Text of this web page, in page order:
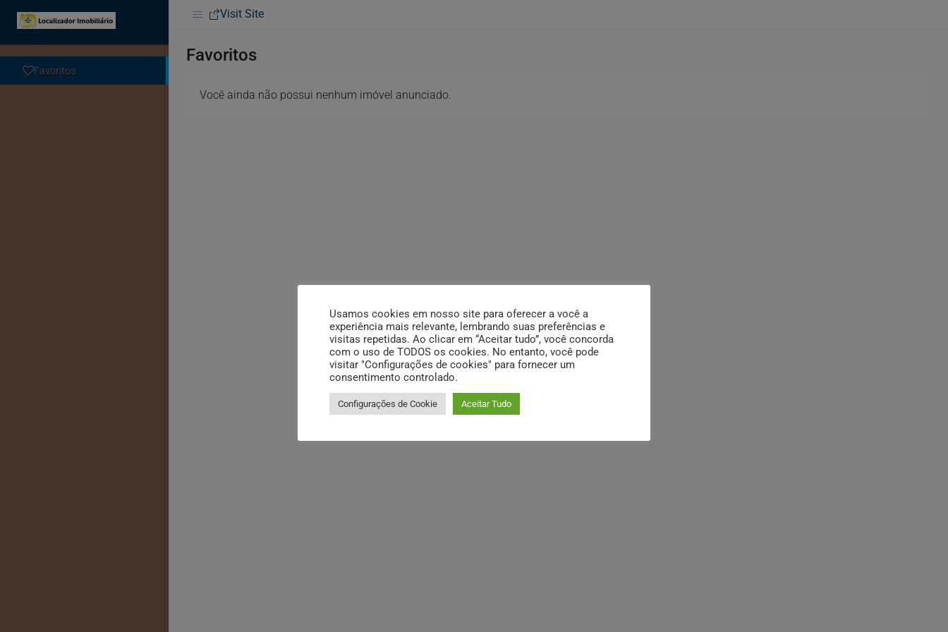
Favoritos
Visit Site
Favoritos
Você ainda não possui nenhum imóvel anunciado.
Usamos cookies em nosso site para oferecer a você a
experiência mais relevante, lembrando suas preferências e
visitas repetidas. Ao clicar em “Aceitar tudo”, você concorda
com o uso de TODOS os cookies. No entanto, você pode
visitar "Configurações de cookies" para fornecer um
consentimento controlado.
Configurações de Cookie Aceitar Tudo